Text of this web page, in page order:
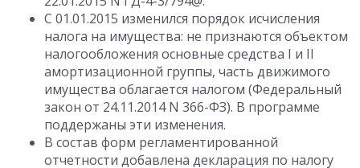
С 01.01.2015 изменился порядок исчисления
налога на имущества: не признаются объектом
налогообложения основные средства I и II
амортизационной группы, часть движимого
имущества облагается налогом (Федеральный
закон от 24.11.2014 N 366-ФЗ). В программе
поддержаны эти изменения.
В состав форм регламентированной
отчетности добавлена декларация по налогу